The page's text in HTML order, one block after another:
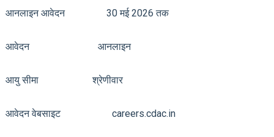
आनलाइन आवेदन 30 मई 2026 तक
आवेदन आनलाइन
आयु सीमा श्रेणीवार
आवेदन वेबसाइट careers.cdac.in